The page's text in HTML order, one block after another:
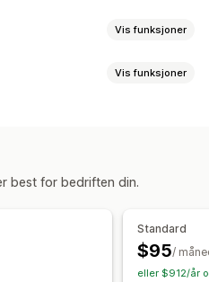
Vis funksjoner
Verktøytips
Leselinje
Vis funksjoner
best for bedriften din.
Standard
$95/
eller $912/år